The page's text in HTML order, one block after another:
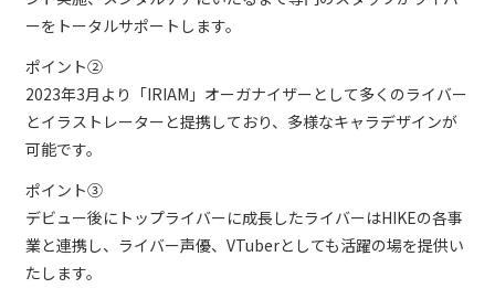
ーをトータルサポートします。
ポイント②
2023年3月より「IRIAM」オーガナイザーとして多くのライバー
とイラストレーターと提携しており、多様なキャラデザインが
可能です。
ポイント③
デビュー後にトップライバーに成長したライバーはHIKEの各事
業と連携し、ライバー声優、VTuberとしても活躍の場を提供い
たします。